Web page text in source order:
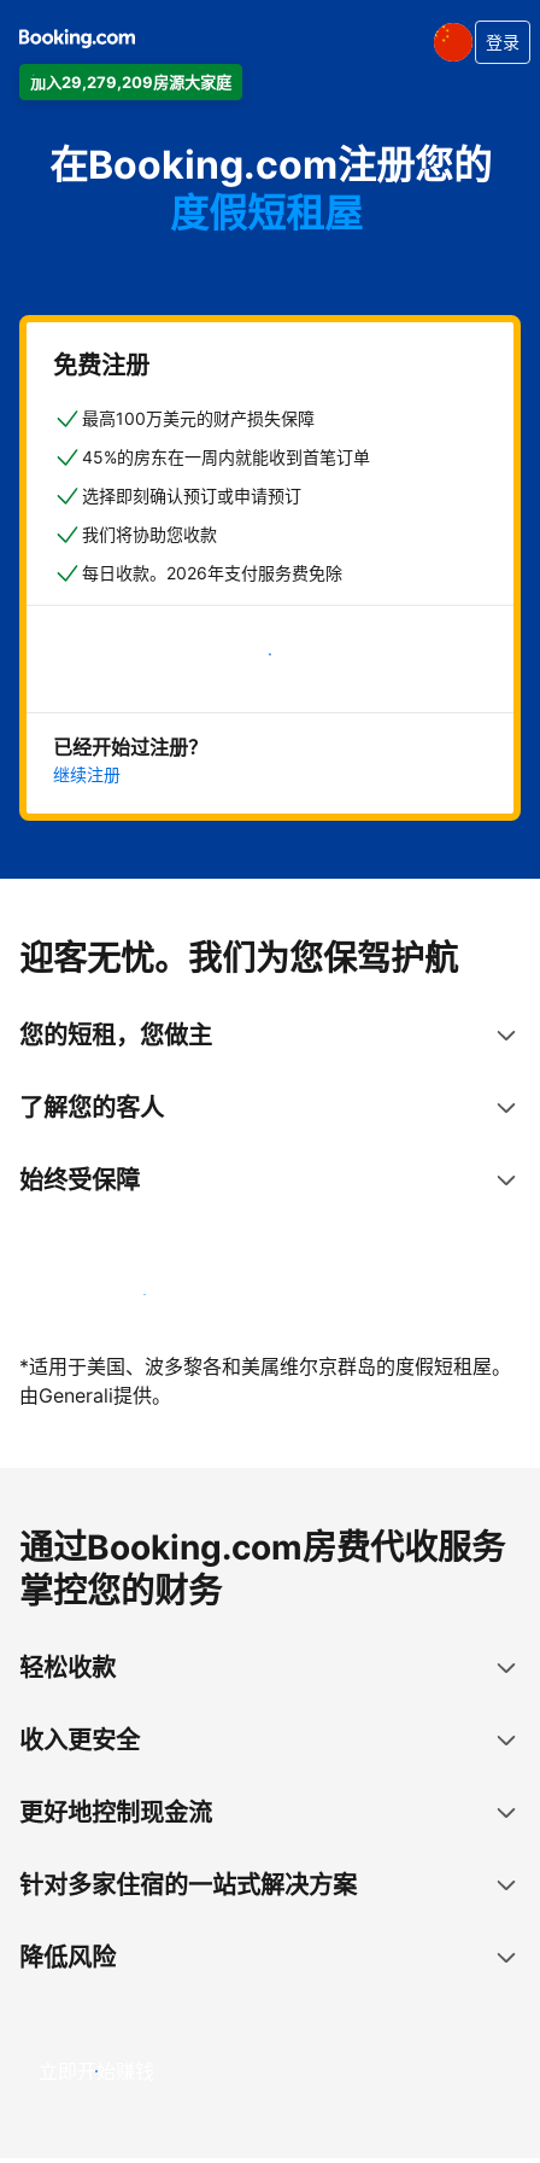
加入29,279,209房源大家庭
登录
在Booking.com注册您的
公寓
酒店
度假短租屋
住宿加早餐旅馆
免费注册
最高100万美元的财产损失保障
45%的房东在一周内就能收到首笔订单
选择即刻确认预订或申请预订
我们将协助您收款
每日收款。2026年支付服务费免除
立即开始
已经开始过注册？
继续注册
迎客无忧。我们为您保驾护航
您的短租，您做主
了解您的客人
始终受保障
立即与我们一起迎接客人
*适用于美国、波多黎各和美属维尔京群岛的度假短租屋。
由Generali提供。
通过Booking.com房费代收服务
掌控您的财务
轻松收款
收入更安全
更好地控制现金流
针对多家住宿的一站式解决方案
降低风险
立即开始赚钱